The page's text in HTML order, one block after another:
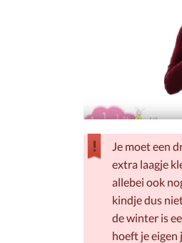
Je moet een
extra laagje
allebei ook
kindje dus
de winter is
hoeft je eigen